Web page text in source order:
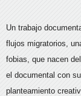
Un trabajo
flujos migratorios,
fobias, que nacen
el documental con
planteamiento